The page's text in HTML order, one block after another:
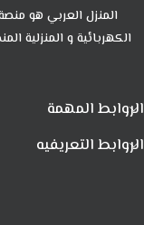
المنزل العربي هو
الكهربائية و
الروابط المهمة
الروابط التعريفيه